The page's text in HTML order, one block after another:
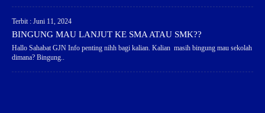
Terbit : Juni 11, 2024
BINGUNG MAU LANJUT KE SMA ATAU SMK??
Hallo Sahabat GJN Info penting nihh bagi kalian. Kalian masih bingung mau sekolah
dimana? Bingung..